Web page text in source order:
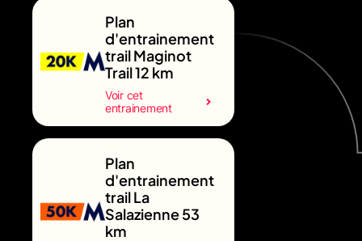
Plan
d'entrainement
trail Maginot
Trail 12 km
Voir cet
entrainement
Plan
d'entrainement
trail La
Salazienne 53
km